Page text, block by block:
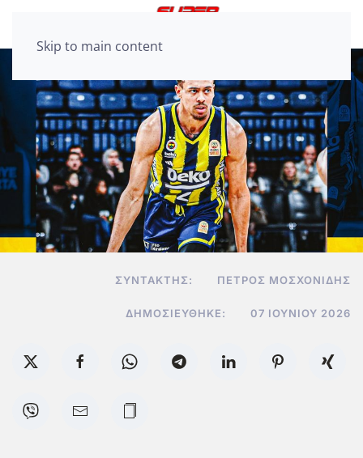
Skip to main content
ΣΥΝΤΆΚΤΗΣ: ΠΈΤΡΟΣ ΜΟΣΧΟΝΊΔΗΣ
ΔΗΜΟΣΙΕΎΘΗΚΕ: 07 ΙΟΥΝΊΟΥ 2026